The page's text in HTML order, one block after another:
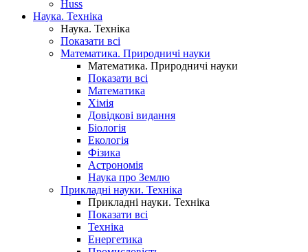
Huss
Наука. Техніка
Наука. Техніка
Показати всі
Математика. Природничі науки
Математика. Природничі науки
Показати всі
Математика
Хімія
Довідкові видання
Біологія
Екологія
Фізика
Астрономія
Наука про Землю
Прикладні науки. Техніка
Прикладні науки. Техніка
Показати всі
Техніка
Енергетика